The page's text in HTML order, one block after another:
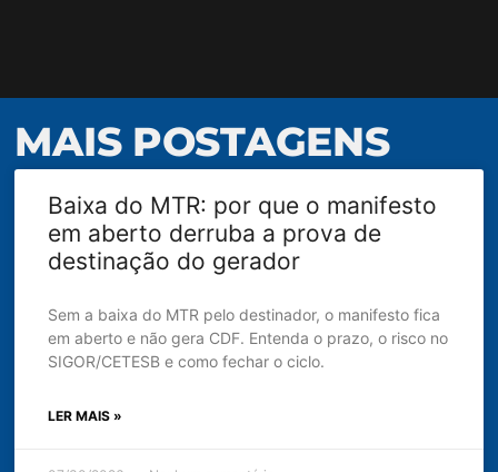
MAIS POSTAGENS
Baixa do MTR: por que o manifesto
em aberto derruba a prova de
destinação do gerador
Sem a baixa do MTR pelo destinador, o manifesto fica
em aberto e não gera CDF. Entenda o prazo, o risco no
SIGOR/CETESB e como fechar o ciclo.
LER MAIS »